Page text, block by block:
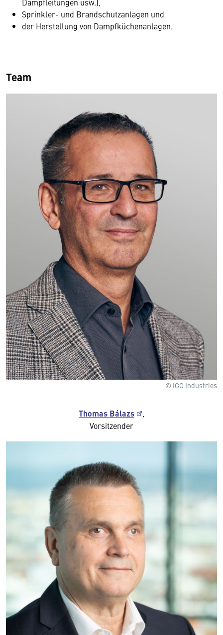
Dampfleitungen usw.),
Sprinkler- und Brandschutzanlagen und
der Herstellung von Dampfküchenanlagen.
Team
© IGO Industries
Thomas Bálazs
Vorsitzender